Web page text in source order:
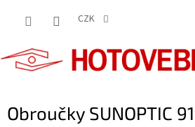
CZK
Obroučky SUNOPTIC